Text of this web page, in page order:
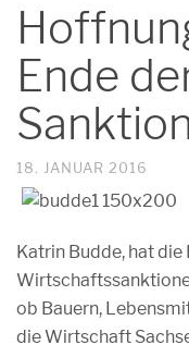
Ende
18. JANUAR 2016
Katrin Budde, hat
ob Bauern,
die Wirtschaft